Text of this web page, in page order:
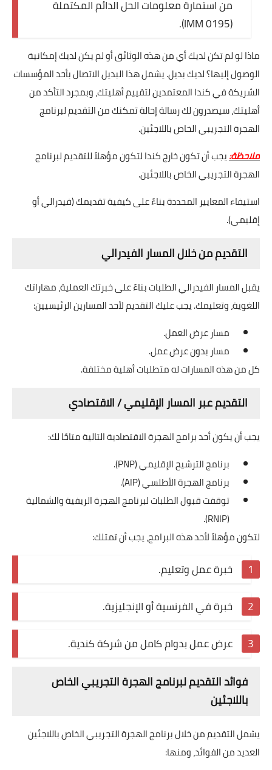
من استمارة معلومات الحل الدائم المكتملة
(IMM 0195).
ماذا لو لم تكن لديك أي من هذه الوثائق أو لم يكن لديك إمكانية
الوصول إليها؟ لديك بديل. يشمل هذا البديل الاتصال بأحد المؤسسات
الشريكة في كندا المعتمدين لتقييم أهليتك، وبمجرد التأكد من
أهليتك، سيصدرون لك رسالة إحالة تمكنك من التقديم لبرنامج
الهجرة التجريبي الخاص باللاجئين.
ملاحظة:يجب أن تكون خارج كندا لتكون مؤهلاً للتقديم لبرنامج
الهجرة التجريبي الخاص باللاجئين.
استيفاء المعايير المحددة بناءً على كيفية تقديمك (فيدرالي أو
إقليمي).
التقديم من خلال المسار الفيدرالي
يقبل المسار الفيدرالي الطلبات بناءً على خبرتك العملية، مهاراتك
اللغوية، وتعليمك. يجب عليك التقديم لأحد المسارين الرئيسيين:
مسار عرض العمل.
مسار بدون عرض عمل.
كل من هذه المسارات له متطلبات أهلية مختلفة.
التقديم عبر المسار الإقليمي / الاقتصادي
يجب أن يكون أحد برامج الهجرة الاقتصادية التالية متاحًا لك:
برنامج الترشيح الإقليمي (PNP).
برنامج الهجرة الأطلسي (AIP).
توقفت قبول الطلبات لبرنامج الهجرة الريفية والشمالية
(RNIP).
لتكون مؤهلاً لأحد هذه البرامج، يجب أن تمتلك:
خبرة عمل وتعليم.
خبرة في الفرنسية أو الإنجليزية.
عرض عمل بدوام كامل من شركة كندية.
فوائد التقديم لبرنامج الهجرة التجريبي الخاص
باللاجئين
يشمل التقديم من خلال برنامج الهجرة التجريبي الخاص باللاجئين
العديد من الفوائد، ومنها: